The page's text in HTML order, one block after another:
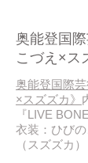
奥能登国
こづえ×ス
奥能登国際
×スズズカ》
『LIVE
衣装：ひび
（スズズカ）